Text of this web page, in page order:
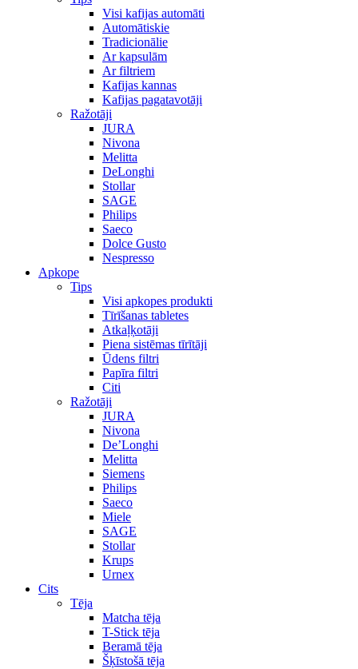
Visi kafijas automāti
Automātiskie
Tradicionālie
Ar kapsulām
Ar filtriem
Kafijas kannas
Kafijas pagatavotāji
Ražotāji
JURA
Nivona
Melitta
DeLonghi
Stollar
SAGE
Philips
Saeco
Dolce Gusto
Nespresso
Apkope
Tips
Visi apkopes produkti
Tīrīšanas tabletes
Atkaļķotāji
Piena sistēmas tīrītāji
Ūdens filtri
Papīra filtri
Citi
Ražotāji
JURA
Nivona
De’Longhi
Melitta
Siemens
Philips
Saeco
Miele
SAGE
Stollar
Krups
Urnex
Cits
Tēja
Matcha tēja
T-Stick tēja
Beramā tēja
Šķīstošā tēja